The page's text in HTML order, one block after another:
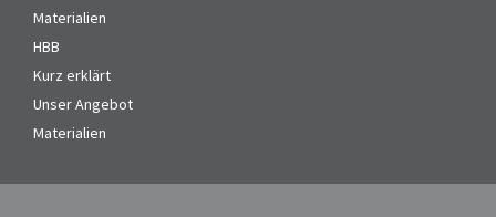
Materialien
HBB
Kurz erklärt
Unser Angebot
Materialien